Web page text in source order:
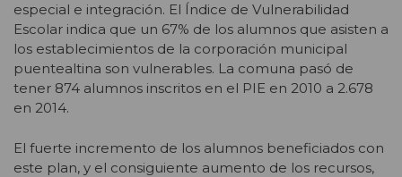
especial e integración. El Índice de Vulnerabilidad
Escolar indica que un 67% de los alumnos que asisten a
los establecimientos de la corporación municipal
puentealtina son vulnerables. La comuna pasó de
tener 874 alumnos inscritos en el PIE en 2010 a 2.678
en 2014.
El fuerte incremento de los alumnos beneficiados con
este plan, y el consiguiente aumento de los recursos,